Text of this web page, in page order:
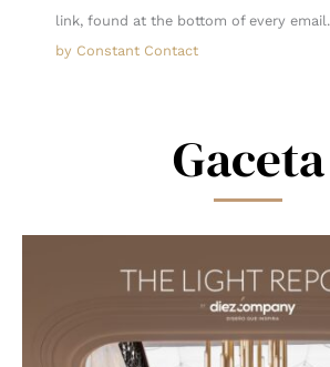
Please
leave
link, found at the bottom of every email.
by Constant Contact
Gaceta